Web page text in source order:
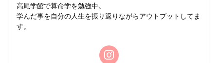
高尾学館で算命学を勉強中。
学んだ事を自分の人生を振り返りながらアウトプットしてま
す。